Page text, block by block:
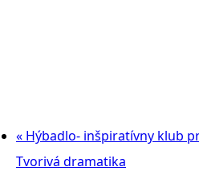
« Hýbadlo- inšpiratívny klub
Tvorivá dramatika